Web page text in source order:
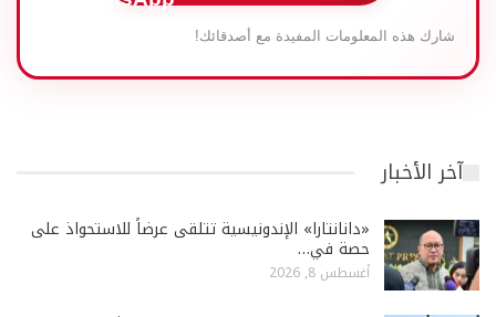
شارك هذه المعلومات المفيدة مع أصدقائك!
آخر الأخبار
«دانانتارا» الإندونيسية تتلقى عرضاً للاستحواذ على
حصة في…
أغسطس 8, 2026